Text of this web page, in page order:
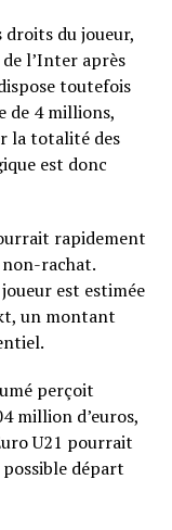
du joueur,
l’Inter après
toutefois
de 4 millions,
la totalité des
est donc
rapidement
non-rachat.
est estimée
un montant
perçoit
million d’euros,
U21 pourrait
départ